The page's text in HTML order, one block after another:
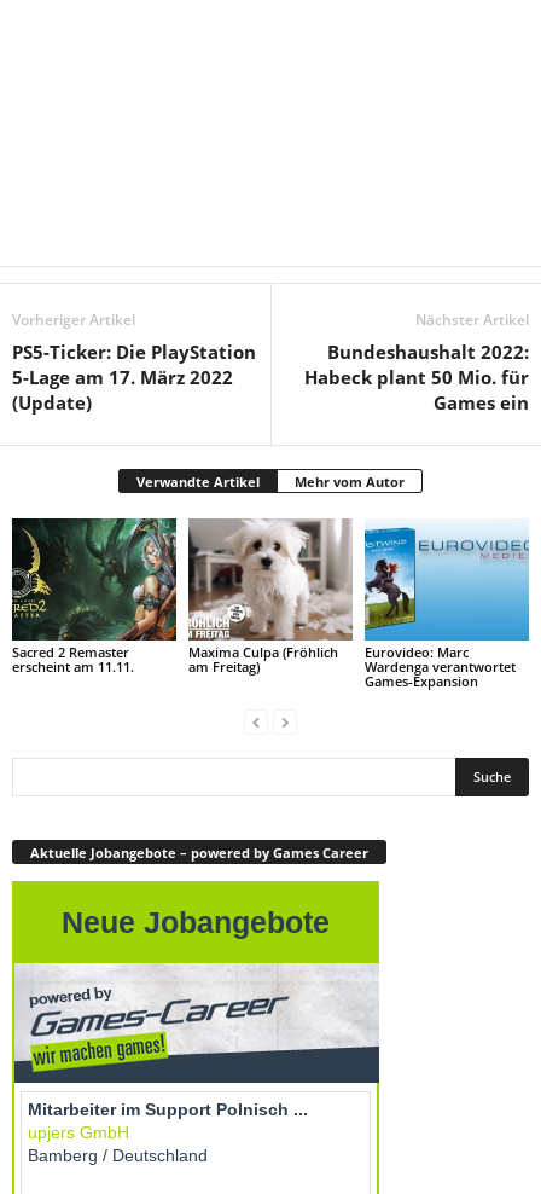
Vorheriger Artikel
PS5-Ticker: Die PlayStation
5-Lage am 17. März 2022
(Update)
Nächster Artikel
Bundeshaushalt 2022:
Habeck plant 50 Mio. für
Games ein
Verwandte Artikel Mehr vom Autor
Sacred 2 Remaster
erscheint am 11.11.
Maxima Culpa (Fröhlich
am Freitag)
Eurovideo: Marc
Wardenga verantwortet
Games-Expansion
Aktuelle Jobangebote – powered by Games Career